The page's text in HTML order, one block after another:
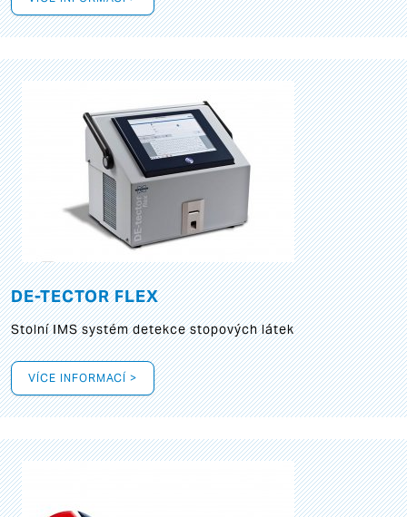
DE-TECTOR FLEX
Stolní IMS systém detekce stopových látek
VÍCE INFORMACÍ >